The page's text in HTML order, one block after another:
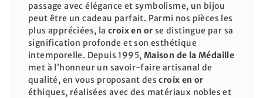
passage avec élégance et symbolisme, un bijou
peut être un cadeau parfait. Parmi nos pièces les
plus appréciées, lacroix en or se distingue par sa
signification profonde et son esthétique
intemporelle. Depuis 1995, Maison de la Médaille
met à l’honneur un savoir-faire artisanal de
qualité, en vous proposant descroix en or
éthiques, réalisées avec des matériaux nobles et